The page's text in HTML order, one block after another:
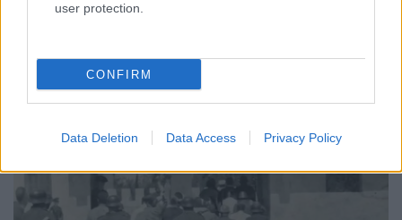
user protection.
CONFIRM
Data Deletion Data Access Privacy Policy
Εκτέλεση στην Καισαριανή